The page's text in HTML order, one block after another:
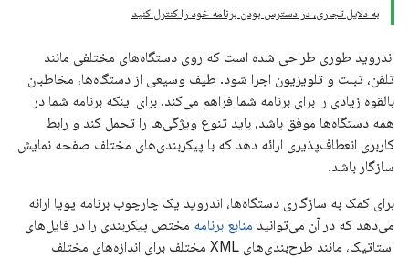
به دلایل تجاری، در دسترس بودن برنامه خود را کنترل کنید
اندروید طوری طراحی شده است که روی دستگاه‌های مختلفی مانند
تلفن، تبلت و تلویزیون اجرا شود. طیف وسیعی از دستگاه‌ها، مخاطبان
بالقوه زیادی را برای برنامه شما فراهم می‌کند. برای اینکه برنامه شما در
همه دستگاه‌ها موفق باشد، باید تنوع ویژگی‌ها را تحمل کند و رابط
کاربری انعطاف‌پذیری ارائه دهد که با پیکربندی‌های مختلف صفحه نمایش
سازگار باشد.
برای کمک به سازگاری دستگاه‌ها، اندروید یک چارچوب برنامه پویا ارائه
می‌دهد که در آن می‌توانید منابع برنامه مختص پیکربندی را در فایل‌های
استاتیک، مانند طرح‌بندی‌های XML مختلف برای اندازه‌های مختلف